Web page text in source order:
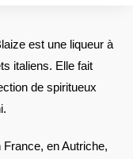
est une liqueur à
italiens. Elle fait
de spiritueux
en Autriche,